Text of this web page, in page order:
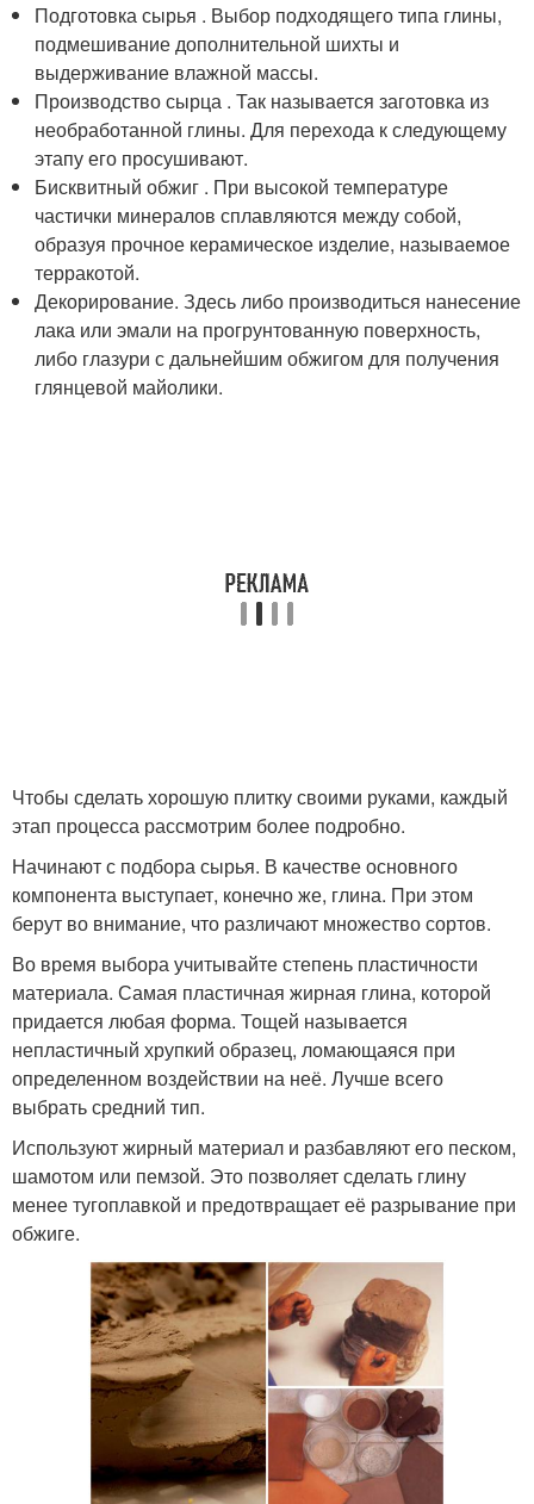
Подготовка сырья . Выбор подходящего типа глины,
подмешивание дополнительной шихты и
выдерживание влажной массы.
Производство сырца . Так называется заготовка из
необработанной глины. Для перехода к следующему
этапу его просушивают.
Бисквитный обжиг . При высокой температуре
частички минералов сплавляются между собой,
образуя прочное керамическое изделие, называемое
терракотой.
Декорирование. Здесь либо производиться нанесение
лака или эмали на прогрунтованную поверхность,
либо глазури с дальнейшим обжигом для получения
глянцевой майолики.
Чтобы сделать хорошую плитку своими руками, каждый
этап процесса рассмотрим более подробно.
Начинают с подбора сырья. В качестве основного
компонента выступает, конечно же, глина. При этом
берут во внимание, что различают множество сортов.
Во время выбора учитывайте степень пластичности
материала. Самая пластичная жирная глина, которой
придается любая форма. Тощей называется
непластичный хрупкий образец, ломающаяся при
определенном воздействии на неё. Лучше всего
выбрать средний тип.
Используют жирный материал и разбавляют его песком,
шамотом или пемзой. Это позволяет сделать глину
менее тугоплавкой и предотвращает её разрывание при
обжиге.